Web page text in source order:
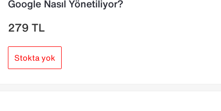
Google Nasıl Yönetiliyor?
279 TL
Stokta yok